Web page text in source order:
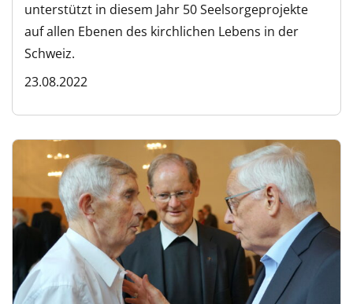
unterstützt in diesem Jahr 50 Seelsorgeprojekte
auf allen Ebenen des kirchlichen Lebens in der
Schweiz.
23.08.2022